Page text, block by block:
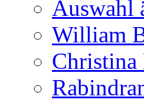
Auswahl
William
Christina